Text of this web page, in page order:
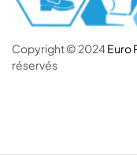
Copyright © 2024 Euro
réservés